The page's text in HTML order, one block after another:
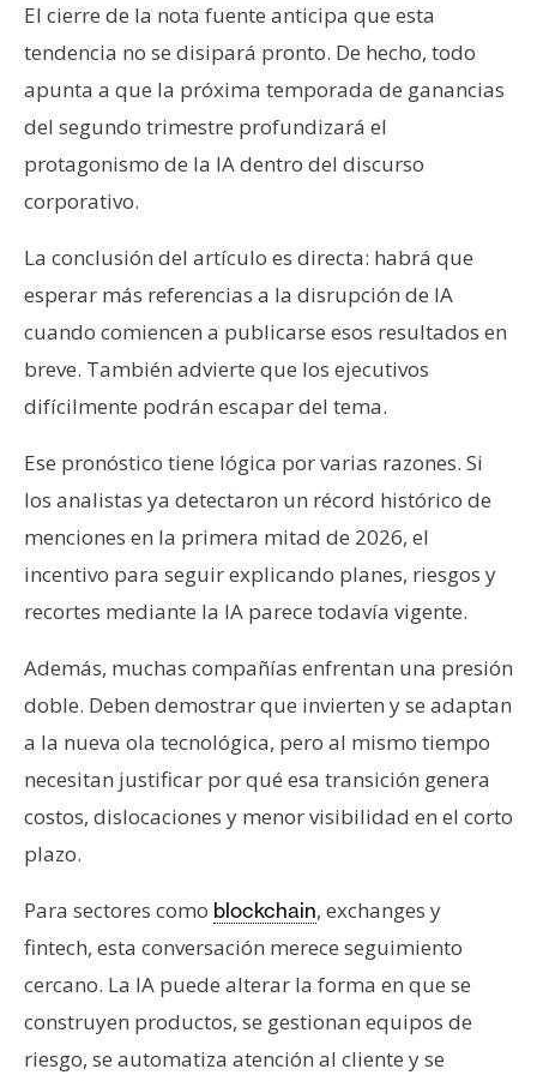
El cierre de la nota fuente anticipa que esta
tendencia no se disipará pronto. De hecho, todo
apunta a que la próxima temporada de ganancias
del segundo trimestre profundizará el
protagonismo de la IA dentro del discurso
corporativo.
La conclusión del artículo es directa: habrá que
esperar más referencias a la disrupción de IA
cuando comiencen a publicarse esos resultados en
breve. También advierte que los ejecutivos
difícilmente podrán escapar del tema.
Ese pronóstico tiene lógica por varias razones. Si
los analistas ya detectaron un récord histórico de
menciones en la primera mitad de 2026, el
incentivo para seguir explicando planes, riesgos y
recortes mediante la IA parece todavía vigente.
Además, muchas compañías enfrentan una presión
doble. Deben demostrar que invierten y se adaptan
a la nueva ola tecnológica, pero al mismo tiempo
necesitan justificar por qué esa transición genera
costos, dislocaciones y menor visibilidad en el corto
plazo.
Para sectores como blockchain, exchanges y
fintech, esta conversación merece seguimiento
cercano. La IA puede alterar la forma en que se
construyen productos, se gestionan equipos de
riesgo, se automatiza atención al cliente y se